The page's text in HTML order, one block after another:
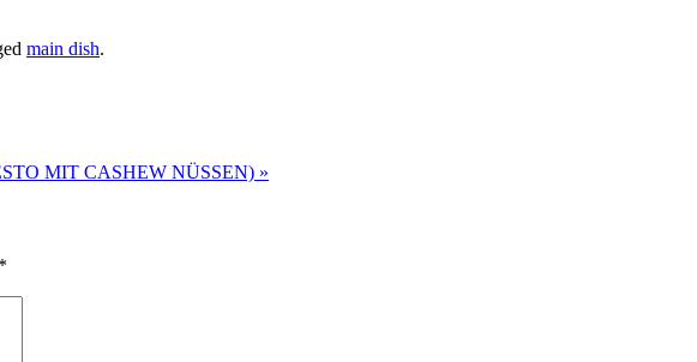
main dish.
MIT CASHEW NÜSSEN) »